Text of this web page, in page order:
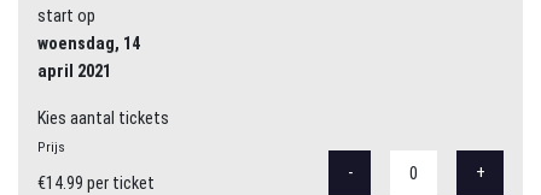
start op
woensdag, 14
april 2021
Kies aantal tickets
Prijs
€14.99 per ticket
- 0 +